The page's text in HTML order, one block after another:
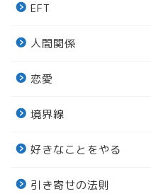
EFT
人間関係
恋愛
境界線
好きなことをやる
引き寄せの法則